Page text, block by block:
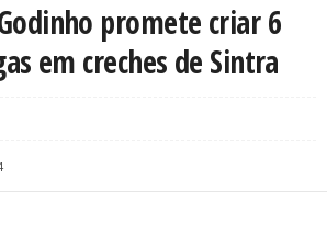
promete criar 6
em creches de Sintra